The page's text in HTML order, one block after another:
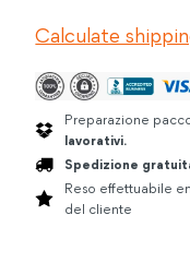
Calculate
Preparazione
lavorativi.
Spedizione
Reso effettuabile
del cliente